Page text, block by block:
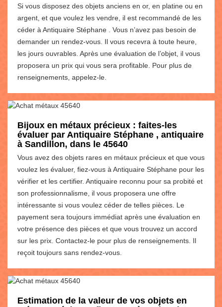
Si vous disposez des objets anciens en or, en platine ou en
argent, et que voulez les vendre, il est recommandé de les
céder à Antiquaire Stéphane . Vous n’avez pas besoin de
demander un rendez-vous. Il vous recevra à toute heure,
les jours ouvrables. Après une évaluation de l’objet, il vous
proposera un prix qui vous sera profitable. Pour plus de
renseignements, appelez-le.
Bijoux en métaux précieux : faites-les
évaluer par Antiquaire Stéphane , antiquaire
à Sandillon, dans le 45640
Vous avez des objets rares en métaux précieux et que vous
voulez les évaluer, fiez-vous à Antiquaire Stéphane pour les
vérifier et les certifier. Antiquaire reconnu pour sa probité et
son professionnalisme, il vous proposera une offre
intéressante si vous voulez céder de telles pièces. Le
payement sera toujours immédiat après une évaluation en
votre présence des pièces et que vous trouvez un accord
sur les prix. Contactez-le pour plus de renseignements. Il
reçoit toujours sans rendez-vous.
Estimation de la valeur de vos objets en